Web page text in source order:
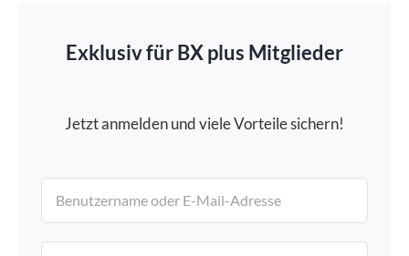
Exklusiv für BX plus Mitglieder
Jetzt anmelden und viele Vorteile sichern!